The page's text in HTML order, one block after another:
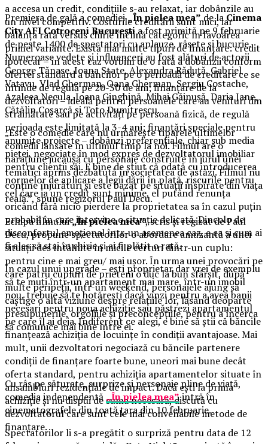
a accesa un credit, condițiile s-au relaxat, iar dobânzile au
un nivel competitiv. Costurile creditării sunt mici, iar
balanța rată versus chirie înclină categoric în favoarea
primei variante. Există mai multe tipuri de finanțare: credit
ipotecar – în acest caz vorbim de o rată a dobânzii conform
ofertei standard a băncilor pe o perioadă de creditare ce se
întinde de regulă pe 20-30 de ani; finanțare de la
dezvoltatori – ideală pentru persoanele care au venituri din
străinătate sau pe activități pe persoană fizică, de regulă
perioada este limitată la 3-4 ani; finanțări speciale pentru
anumite proiecte – dobânzi preferențiale, chiar sub media
pieței, negociate în mod expres de dezvoltatorul imobiliar
pentru clienții săi. E bine de știut că odată cu introducerea
normelor de aplicare a legii dării în plată, riscurile pentru
cel care ia un credit sunt minime, el putând renunța
oricând fără nicio pierdere la proprietatea sa în cazul puțin
probabil în care intervine o situație delicată. Dincolo de
disconfortul emoțional într-un asemenea caz, e ca și cum ai
fi ales să stai în chirie și ai fi plătit o rată.
În cazul unui upgrade – ești proprietar dar vrei de exemplu
să te muți într-un apartament mai mare, într-un imobil
nou, trebuie să te hotărești dacă vinzi pentru a avea banii
necesari pentru noua achiziție sau păstrezi apartamentul
pe care îl ai deja. Indiferent ce alegi, e bine să știi că băncile
finanțează achiziția de locuințe în condiții avantajoase. Mai
mult, unii dezvoltatori negociază cu băncile partenere
condiții de finanțare foarte bune, uneori mai bune decât
oferta standard, pentru achiziția apartamentelor situate în
ansambluri rezidențiale de impact. Dacă ești la prima
achiziție și nu dispui de suma necesară, discută cu
dezvoltatorul care sunt cele mai convenabile metode de
finanțare.
Premiera de gală a comediei„În pielea mea”de laCinema
City AFI Cotroceni Bucureștia fost primită pe 9 februarie
de peste 1400 de spectatori cu aplauze, râsete și bucurie.
Numeroase vedete și influenceri au fost alături de actorii
George Tănase, Ioana State, Alexandra Răduță, Gabriel
Vatavu, Vlad Gherman, Oana Gherman, Sergiu Costache,
Azaleea Necula, Ioana Ginghină, Mihai Găinușă, Daria Jane,
Cătălin Coșarcă și Toto Dumitrescu.
„Este o comedie care nu urmărește tiparele ultimelor
comedii lansate în ultimul timp la noi. Filmul are o
narațiune jucăușă cu personaje construite în jurul unei
tematici aprins dezbătută în societatea de astăzi. Filmul nu
conține înjurături și este bazat pe situații inspirate din viața
reală.”, spune regizorul Paul Decu.
Echipa filmului„În pielea mea”, scris și regizat de Paul
Decu, propune spectatorilor o abordare amuzantă a unei
situații des întâlnite în micile certuri dintr-un cuplu:
pentru cine e mai greu/ mai ușor. În urma unei provocări pe
care patru cupluri de prieteni o duc la bun sfârșit, după
multe peripeții, într-un weekend, personajele ajung să
câștige o altă viziune despre relațiile lor, lăsând deoparte
presupunerile, orgoliile și preconcepțiile, pentru a încerca
să comunice mai bine între ei.
Cu râs pe săturate, surprize și personaje pline de viață,
comedia independentă „În pielea mea”intră în
cinematografele din toată țara din 10 februarie.
Spectatorilor li s-a pregătit o surpriză pentru data de 12